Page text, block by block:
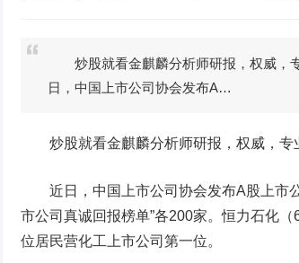
炒股就看金麒麟分析师研报，权威，
日，中国上市公司协会发布A…
炒股就看金麒麟分析师研报，权威，专
近日，中国上市公司协会发布A股上市公
市公司真诚回报榜单”各200家。恒力石化
位居民营化工上市公司第一位。